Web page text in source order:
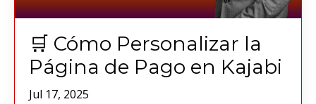
🛒 Cómo Personalizar la
Página de Pago en Kajabi
Jul 17, 2025